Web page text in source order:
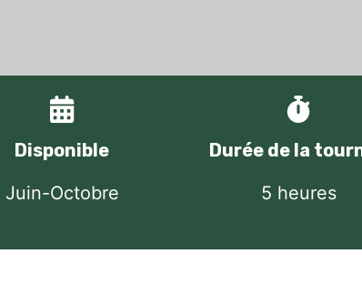
Disponible
Juin-Octobre
Durée de la
5 heures